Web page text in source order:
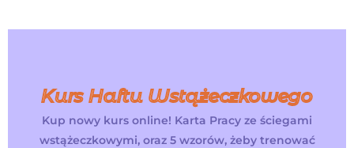
Kurs Haftu Wstążeczkowego
Kup nowy kurs online! Karta Pracy ze ściegami
wstążeczkowymi, oraz 5 wzorów, żeby trenować